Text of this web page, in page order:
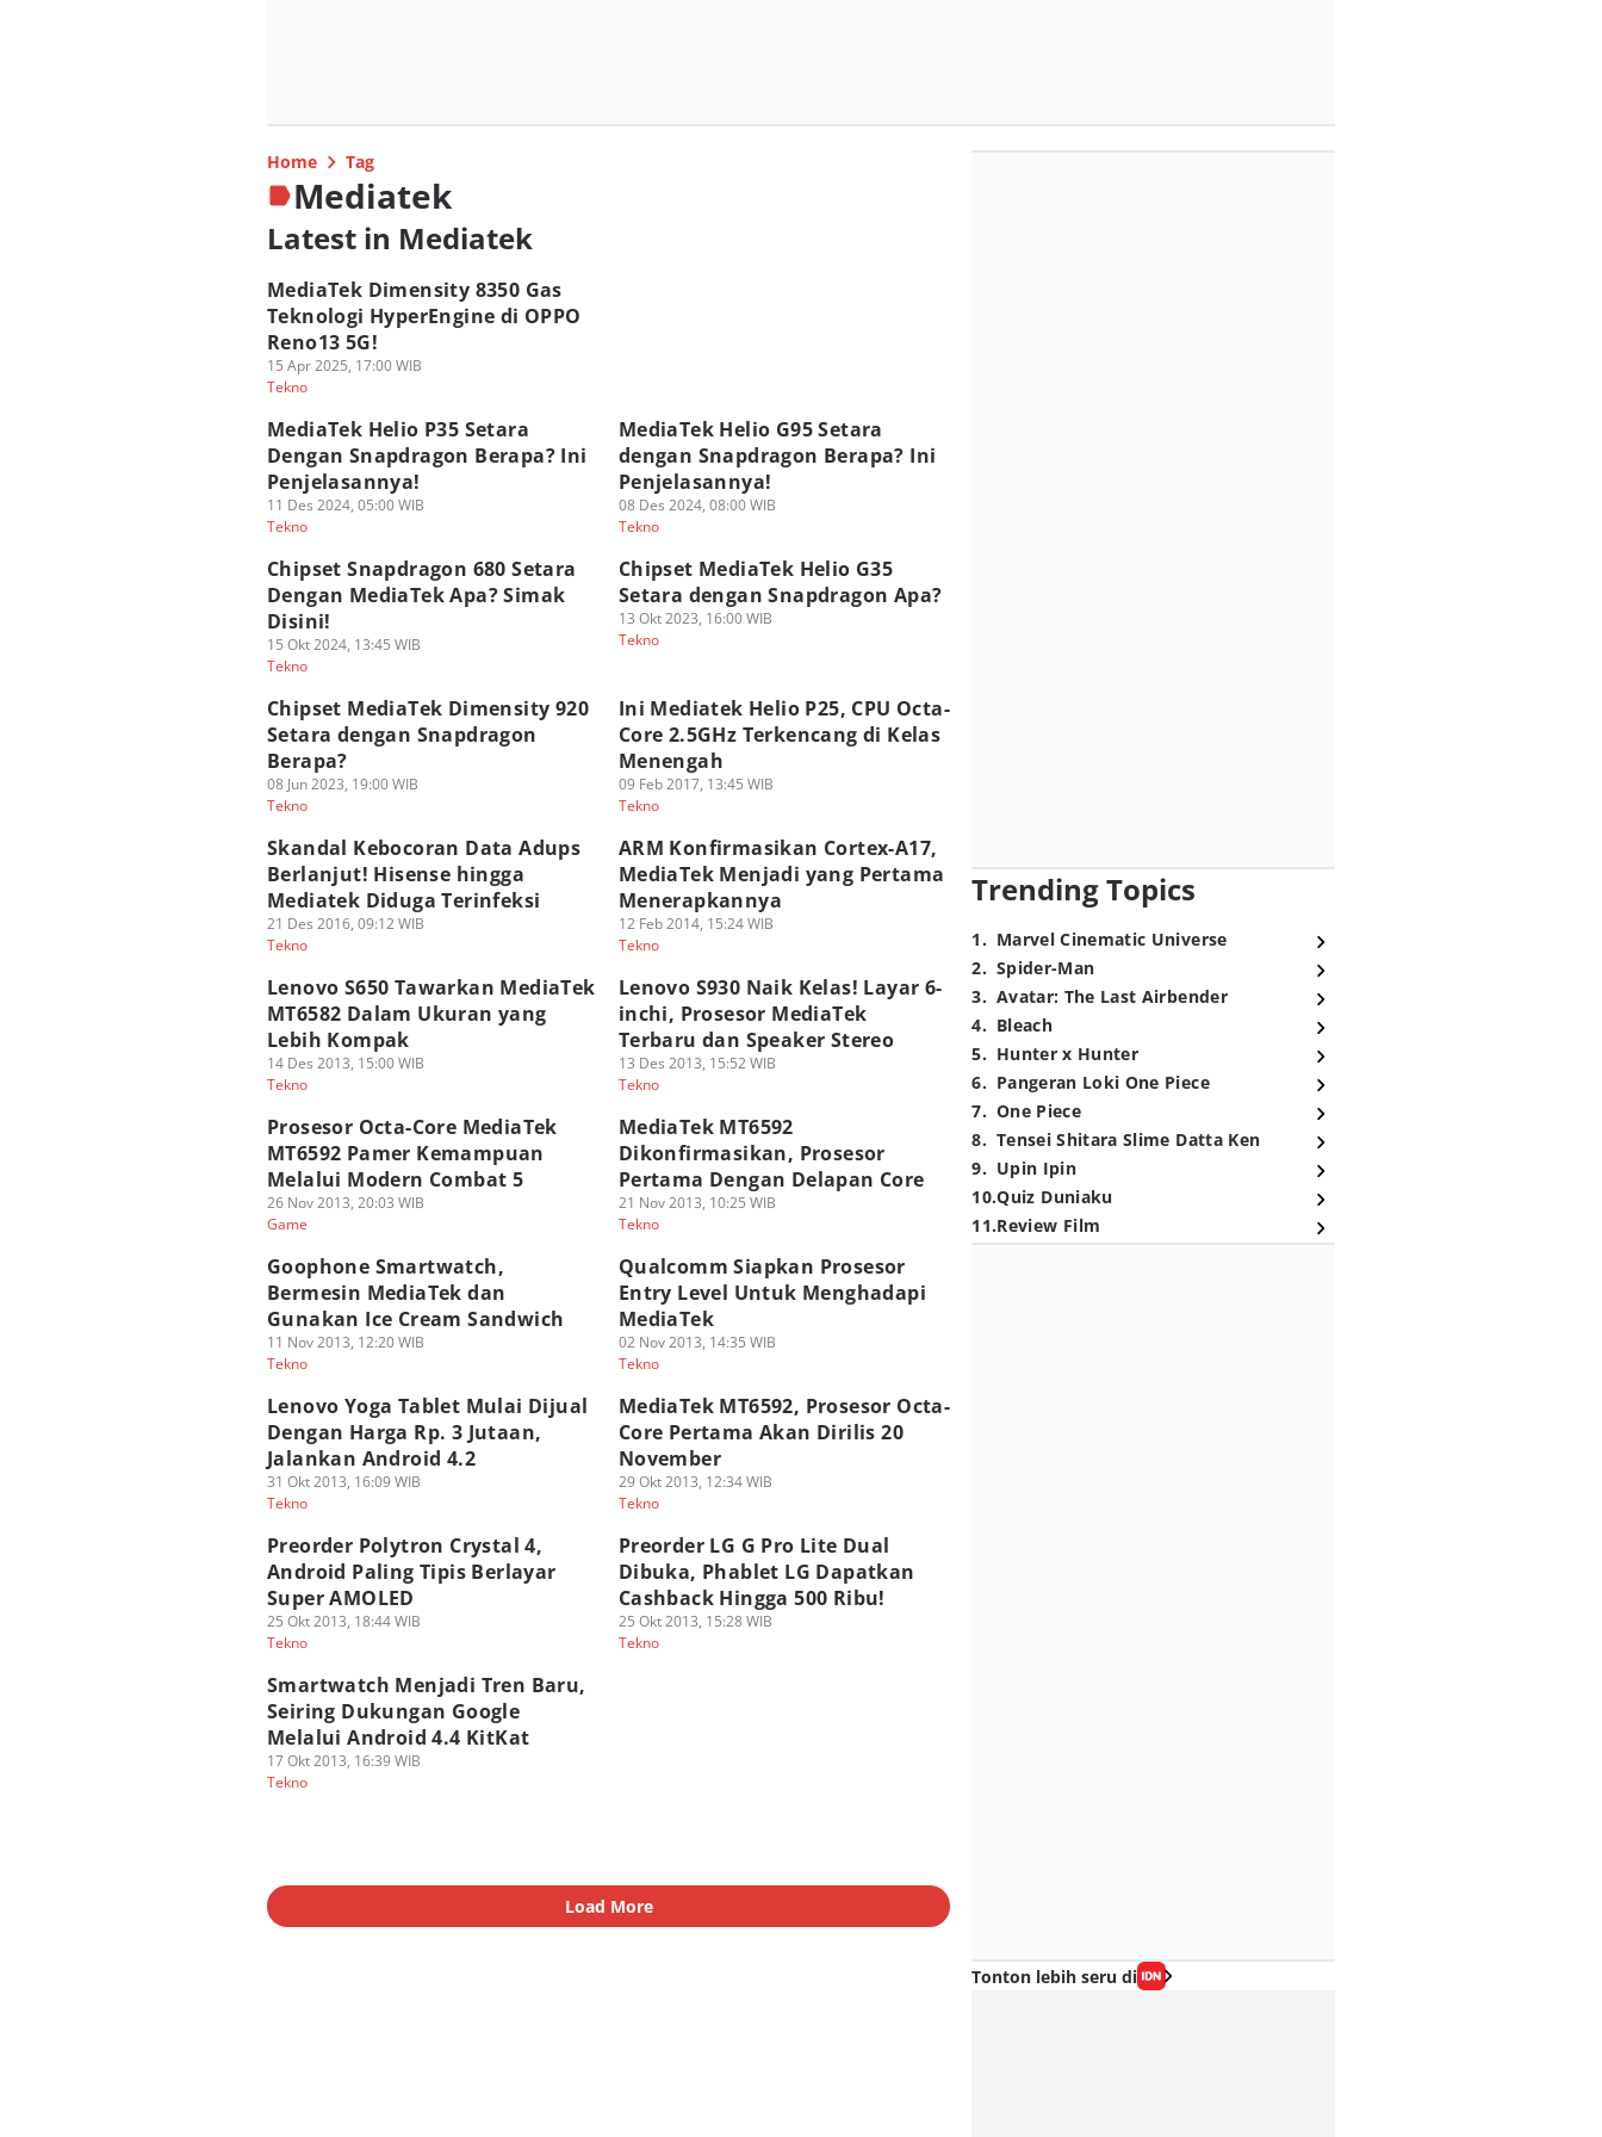
Home Tag
Mediatek
Latest in Mediatek
MediaTek Dimensity 8350 Gas
Teknologi HyperEngine di OPPO
Reno13 5G!
15 Apr 2025, 17:00 WIB
Tekno
MediaTek Helio P35 Setara
Dengan Snapdragon Berapa? Ini
Penjelasannya!
11 Des 2024, 05:00 WIB
Tekno
MediaTek Helio G95 Setara
dengan Snapdragon Berapa? Ini
Penjelasannya!
08 Des 2024, 08:00 WIB
Tekno
Chipset Snapdragon 680 Setara
Dengan MediaTek Apa? Simak
Disini!
15 Okt 2024, 13:45 WIB
Tekno
Chipset MediaTek Helio G35
Setara dengan Snapdragon Apa?
13 Okt 2023, 16:00 WIB
Tekno
Chipset MediaTek Dimensity 920
Setara dengan Snapdragon
Berapa?
08 Jun 2023, 19:00 WIB
Tekno
Ini Mediatek Helio P25, CPU Octa-
Core 2.5GHz Terkencang di Kelas
Menengah
09 Feb 2017, 13:45 WIB
Tekno
Skandal Kebocoran Data Adups
Berlanjut! Hisense hingga
Mediatek Diduga Terinfeksi
21 Des 2016, 09:12 WIB
Tekno
ARM Konfirmasikan Cortex-A17,
MediaTek Menjadi yang Pertama
Menerapkannya
12 Feb 2014, 15:24 WIB
Tekno
Lenovo S650 Tawarkan MediaTek
MT6582 Dalam Ukuran yang
Lebih Kompak
14 Des 2013, 15:00 WIB
Tekno
Lenovo S930 Naik Kelas! Layar 6-
inchi, Prosesor MediaTek
Terbaru dan Speaker Stereo
13 Des 2013, 15:52 WIB
Tekno
Prosesor Octa-Core MediaTek
MT6592 Pamer Kemampuan
Melalui Modern Combat 5
26 Nov 2013, 20:03 WIB
Game
MediaTek MT6592
Dikonfirmasikan, Prosesor
Pertama Dengan Delapan Core
21 Nov 2013, 10:25 WIB
Tekno
Goophone Smartwatch,
Bermesin MediaTek dan
Gunakan Ice Cream Sandwich
11 Nov 2013, 12:20 WIB
Tekno
Qualcomm Siapkan Prosesor
Entry Level Untuk Menghadapi
MediaTek
02 Nov 2013, 14:35 WIB
Tekno
Lenovo Yoga Tablet Mulai Dijual
Dengan Harga Rp. 3 Jutaan,
Jalankan Android 4.2
31 Okt 2013, 16:09 WIB
Tekno
MediaTek MT6592, Prosesor Octa-
Core Pertama Akan Dirilis 20
November
29 Okt 2013, 12:34 WIB
Tekno
Preorder Polytron Crystal 4,
Android Paling Tipis Berlayar
Super AMOLED
25 Okt 2013, 18:44 WIB
Tekno
Preorder LG G Pro Lite Dual
Dibuka, Phablet LG Dapatkan
Cashback Hingga 500 Ribu!
25 Okt 2013, 15:28 WIB
Tekno
Smartwatch Menjadi Tren Baru,
Seiring Dukungan Google
Melalui Android 4.4 KitKat
17 Okt 2013, 16:39 WIB
Tekno
Load More
Trending Topics
1. Marvel Cinematic Universe
2. Spider-Man
3. Avatar: The Last Airbender
4. Bleach
5. Hunter x Hunter
6. Pangeran Loki One Piece
7. One Piece
8. Tensei Shitara Slime Datta Ken
9. Upin Ipin
10.Quiz Duniaku
11.Review Film
Tonton lebih seru di